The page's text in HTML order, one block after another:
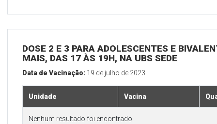
DOSE 2 E 3 PARA ADOLESCENTES E
MAIS, DAS 17 ÀS 19H, NA UBS SEDE
Data de Vacinação: 19 de julho de 2023
Unidade Vacina
Nenhum resultado foi encontrado.